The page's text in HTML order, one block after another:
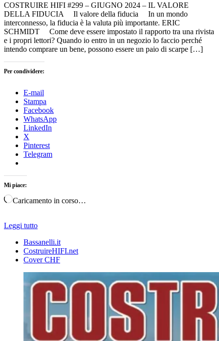
COSTRUIRE HIFI #299 – GIUGNO 2024 – IL VALORE
DELLA FIDUCIA Il valore della fiducia In un mondo
interconnesso, la fiducia è la valuta più importante. ERIC
SCHMIDT Come deve essere impostato il rapporto tra una rivista
e i propri lettori? Quando io entro in un negozio lo faccio perché
intendo comprare un bene, possono essere un paio di scarpe […]
Per condividere:
E-mail
Stampa
Facebook
WhatsApp
LinkedIn
X
Pinterest
Telegram
Mi piace:
Caricamento in corso…
Leggi tutto
Bassanelli.it
CostruireHIFI.net
Cover CHF